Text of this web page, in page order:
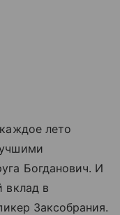
лето
Богданович. И
вклад в
Заксобрания.